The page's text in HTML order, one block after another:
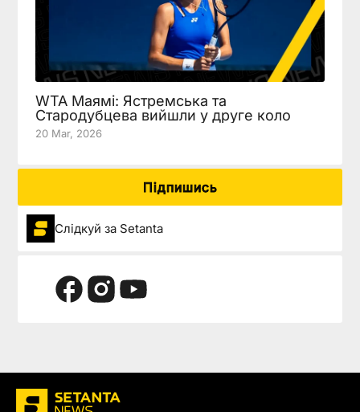
WTA Маямі: Ястремська та
Стародубцева вийшли у друге коло
20 Mar, 2026
Підпишись
Слідкуй за Setanta